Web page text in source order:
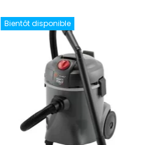
Bientôt disponible